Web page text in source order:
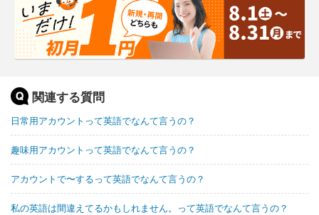
関連する質問
日常用アカウントって英語でなんて言うの？
趣味用アカウントって英語でなんて言うの？
アカウントで〜するって英語でなんて言うの？
私の英語は間違えてるかもしれません。って英語でなんて言うの？